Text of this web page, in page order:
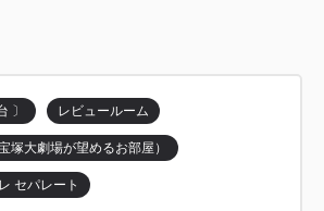
〕 レビュールーム
塚大劇場が望めるお部屋）
セパレート